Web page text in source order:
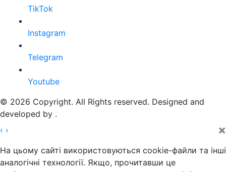
TikTok
Instagram
Telegram
Youtube
© 2026 Copyright. All Rights reserved. Designed and
developed by .
‹ › ×
На цьому сайті використовуються cookie-файли та інші
аналогічні технології. Якщо, прочитавши це